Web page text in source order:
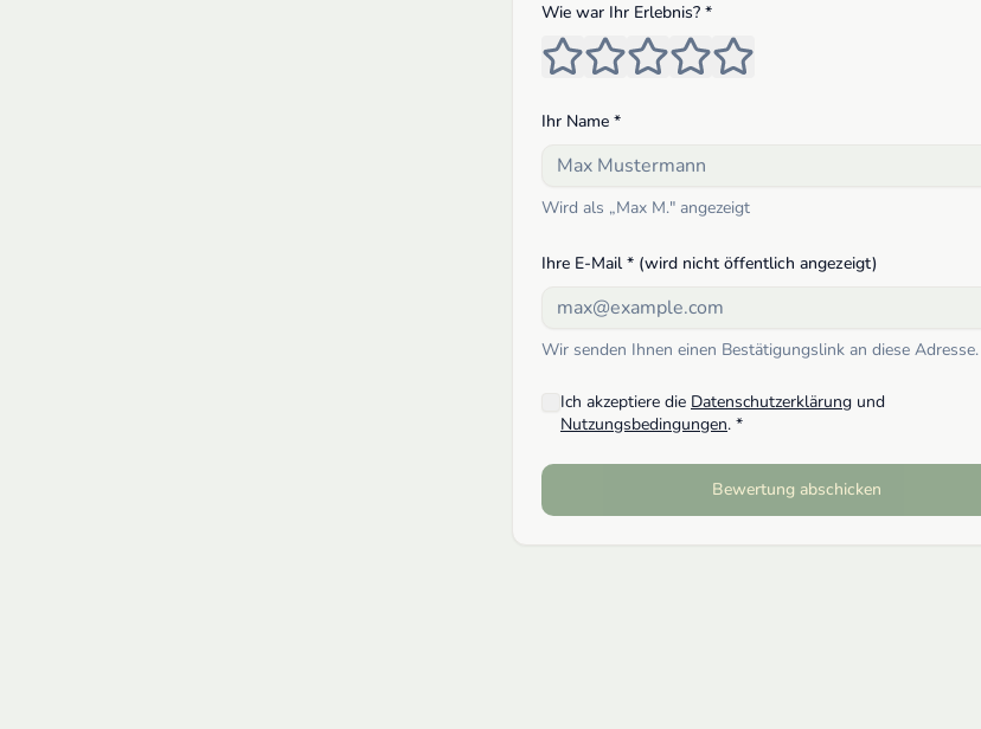
Wie war Ihr Erlebnis? *
Ihr Name *
Wird als „Max M." angezeigt
Ihre E-Mail * (wird nicht öffentlich angezeigt)
Wir senden Ihnen einen Bestätigungslink an diese Adresse.
Ich akzeptiere die Datenschutzerklärung und
Nutzungsbedingungen. *
Bewertung abschicken